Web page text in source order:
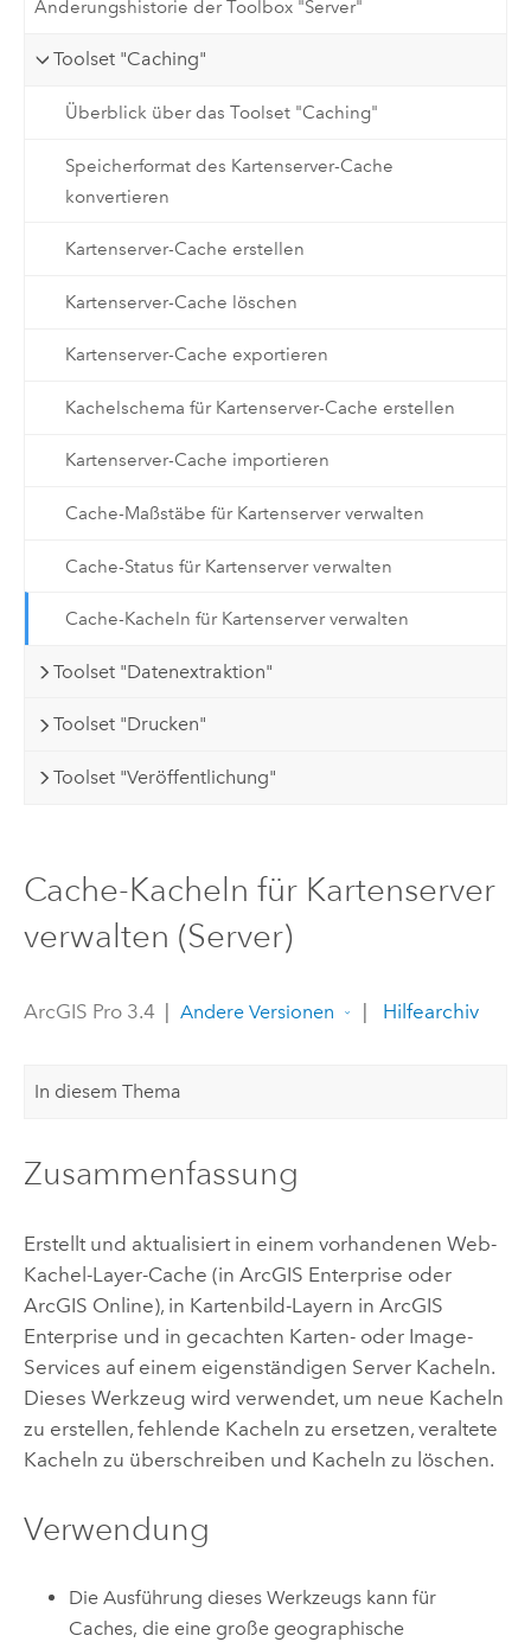
Änderungshistorie der Toolbox "Server"
Toolset "Caching"
Überblick über das Toolset "Caching"
Speicherformat des Kartenserver-Cache
konvertieren
Kartenserver-Cache erstellen
Kartenserver-Cache löschen
Kartenserver-Cache exportieren
Kachelschema für Kartenserver-Cache erstellen
Kartenserver-Cache importieren
Cache-Maßstäbe für Kartenserver verwalten
Cache-Status für Kartenserver verwalten
Cache-Kacheln für Kartenserver verwalten
Toolset "Datenextraktion"
Toolset "Drucken"
Toolset "Veröffentlichung"
Cache-Kacheln für Kartenserver
verwalten (Server)
ArcGIS Pro 3.4 | Andere Versionen | Hilfearchiv
In diesem Thema
Zusammenfassung
Erstellt und aktualisiert in einem vorhandenen Web-
Kachel-Layer-Cache (in ArcGIS Enterprise oder
ArcGIS Online), in Kartenbild-Layern in ArcGIS
Enterprise und in gecachten Karten- oder Image-
Services auf einem eigenständigen Server Kacheln.
Dieses Werkzeug wird verwendet, um neue Kacheln
zu erstellen, fehlende Kacheln zu ersetzen, veraltete
Kacheln zu überschreiben und Kacheln zu löschen.
Verwendung
Die Ausführung dieses Werkzeugs kann für
Caches, die eine große geographische